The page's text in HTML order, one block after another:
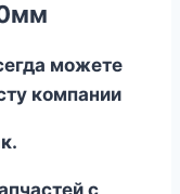
можете
компании